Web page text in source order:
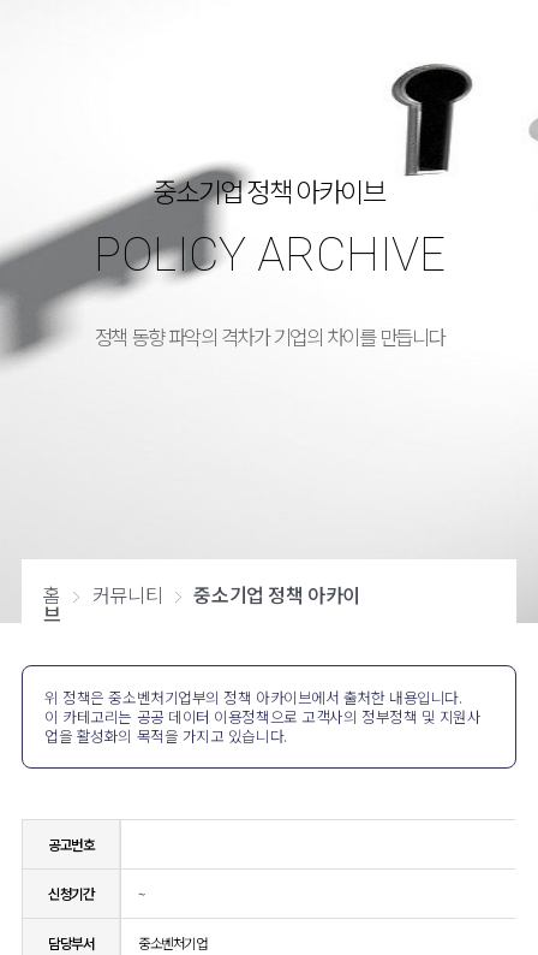
중소기업 정책 아카이브
POLICY ARCHIVE
정책 동향 파악의 격차가 기업의 차이를 만듭니다
홈 커뮤니티 중소기업 정책 아카이
브
위 정책은 중소벤처기업부의 정책 아카이브에서 출처한 내용입니다.
이 카테고리는 공공 데이터 이용정책으로 고객사의 정부정책 및 지원사
업을 활성화의 목적을 가지고 있습니다.
공고번호
신청기간 ~
담당부서 중소벤처기업